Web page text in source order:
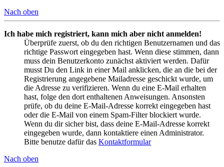
Nach oben
Ich habe mich registriert, kann mich aber nicht anmelden!
Überprüfe zuerst, ob du den richtigen Benutzernamen und das
richtige Passwort eingegeben hast. Wenn diese stimmen, dann
muss dein Benutzerkonto zunächst aktiviert werden. Dafür
musst Du den Link in einer Mail anklicken, die an die bei der
Registrierung angegebene Mailadresse geschickt wurde, um
die Adresse zu verifizieren. Wenn du eine E-Mail erhalten
hast, folge den dort enthaltenen Anweisungen. Ansonsten
prüfe, ob du deine E-Mail-Adresse korrekt eingegeben hast
oder die E-Mail von einem Spam-Filter blockiert wurde.
Wenn du dir sicher bist, dass deine E-Mail-Adresse korrekt
eingegeben wurde, dann kontaktiere einen Administrator.
Bitte benutze dafür das Kontaktformular
Nach oben